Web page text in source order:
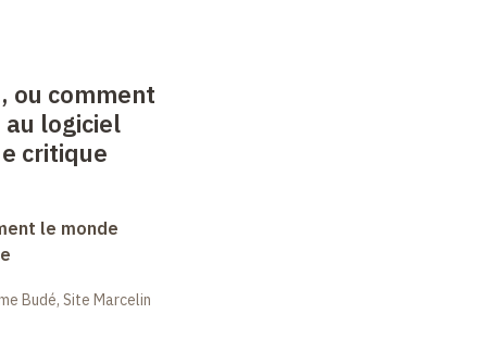
ou comment
logiciel
critique
le monde
Budé, Site Marcelin